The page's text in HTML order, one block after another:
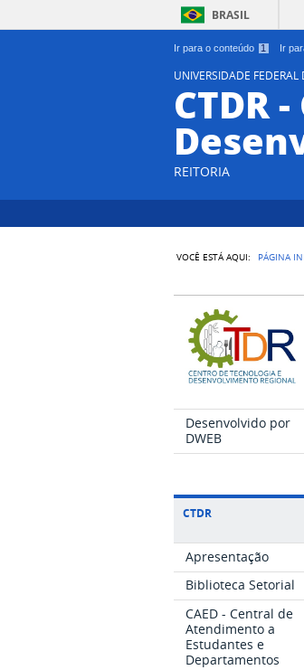
Ir para o conteúdo 1 Ir
BRASIL
UNIVERSIDADE
CTDR
REITORIA
VOCÊ ESTÁ AQUI: PÁGINA
Desenvolvido por
DWEB
CTDR
Apresentação
Biblioteca Setorial
CAED - Central de
Atendimento a
Estudantes e
Departamentos